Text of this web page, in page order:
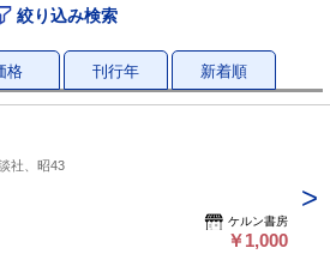
絞り込み検索
格 刊行年 新着順
社、昭43
ケルン書房
￥1,000